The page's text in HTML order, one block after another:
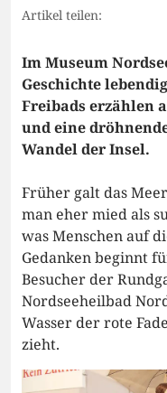
Artikel teilen:
Im Museum
Geschichte
Freibads erzählen
und eine
Wandel der Insel.
Früher galt das
man eher mied als
was Menschen auf
Gedanken beginnt
Besucher der
Nordseeheilbad
Wasser der rote
zieht.